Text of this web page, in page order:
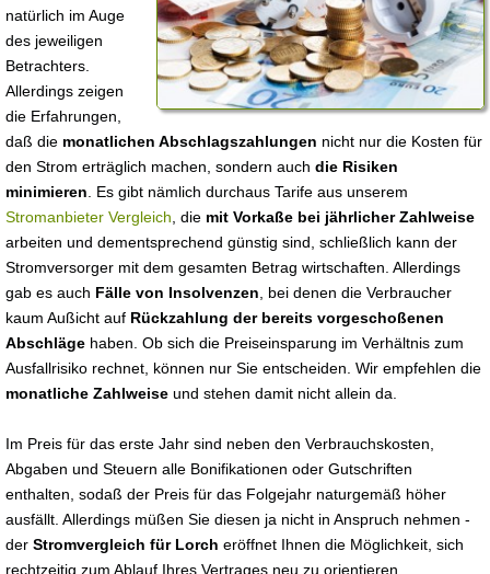
natürlich im Auge
des jeweiligen
Betrachters.
Allerdings zeigen
die Erfahrungen,
daß die monatlichen Abschlagszahlungen nicht nur die Kosten für
den Strom erträglich machen, sondern auch die Risiken
minimieren . Es gibt nämlich durchaus Tarife aus unserem
Stromanbieter Vergleich , die mit Vorkaße bei jährlicher Zahlweise
arbeiten und dementsprechend günstig sind, schließlich kann der
Stromversorger mit dem gesamten Betrag wirtschaften. Allerdings
gab es auch Fälle von Insolvenzen , bei denen die Verbraucher
kaum Außicht auf Rückzahlung der bereits vorgeschoßenen
Abschläge haben. Ob sich die Preiseinsparung im Verhältnis zum
Ausfallrisiko rechnet, können nur Sie entscheiden. Wir empfehlen die
monatliche Zahlweise und stehen damit nicht allein da.
Im Preis für das erste Jahr sind neben den Verbrauchskosten,
Abgaben und Steuern alle Bonifikationen oder Gutschriften
enthalten, sodaß der Preis für das Folgejahr naturgemäß höher
ausfällt. Allerdings müßen Sie diesen ja nicht in Anspruch nehmen -
der Stromvergleich für Lorch eröffnet Ihnen die Möglichkeit, sich
rechtzeitig zum Ablauf Ihres Vertrages neu zu orientieren.